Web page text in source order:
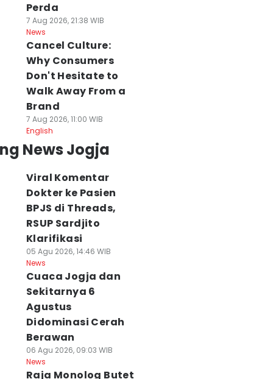
Perda
7 Aug 2026, 21:38 WIB
News
Cancel Culture:
Why Consumers
Don't Hesitate to
Walk Away From a
Brand
7 Aug 2026, 11:00 WIB
English
News Jogja
Viral Komentar
Dokter ke Pasien
BPJS di Threads,
RSUP Sardjito
Klarifikasi
05 Agu 2026, 14:46 WIB
News
Cuaca Jogja dan
Sekitarnya 6
Agustus
Didominasi Cerah
Berawan
06 Agu 2026, 09:03 WIB
News
Raja Monolog Butet